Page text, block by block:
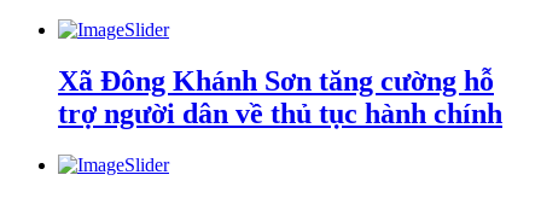
Xã Đông Khánh Sơn tăng cường hỗ
trợ người dân về thủ tục hành chính